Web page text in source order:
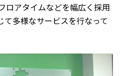
ロアタイムなどを幅広く採用
て多様なサービスを行なって